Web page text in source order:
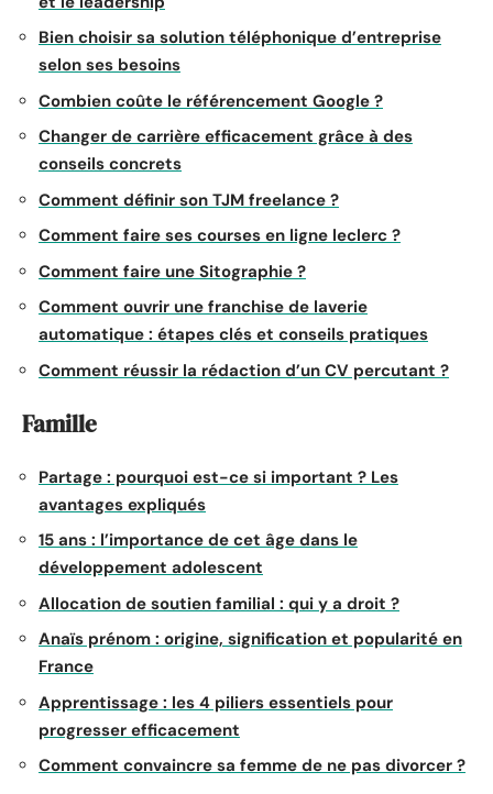
Bien choisir sa solution téléphonique d’entreprise
selon ses besoins
Combien coûte le référencement Google ?
Changer de carrière efficacement grâce à des
conseils concrets
Comment définir son TJM freelance ?
Comment faire ses courses en ligne leclerc ?
Comment faire une Sitographie ?
Comment ouvrir une franchise de laverie
automatique : étapes clés et conseils pratiques
Comment réussir la rédaction d’un CV percutant ?
Famille
Partage : pourquoi est-ce si important ? Les
avantages expliqués
15 ans : l’importance de cet âge dans le
développement adolescent
Allocation de soutien familial : qui y a droit ?
Anaïs prénom : origine, signification et popularité en
France
Apprentissage : les 4 piliers essentiels pour
progresser efficacement
Comment convaincre sa femme de ne pas divorcer ?